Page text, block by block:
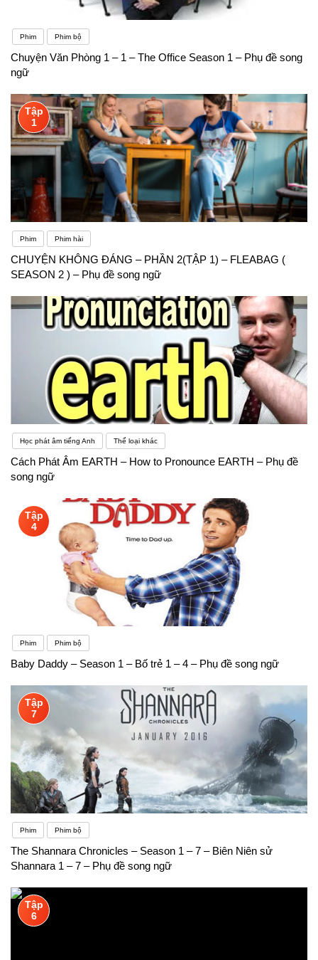
Phim Phim bộ
Chuyện Văn Phòng 1 – 1 – The Office Season 1 – Phụ đề song
ngữ
Tập
1
Phim Phim hài
CHUYỆN KHÔNG ĐÁNG – PHẦN 2(TẬP 1) – FLEABAG (
SEASON 2 ) – Phụ đề song ngữ
Học phát âm tiếng Anh Thể loại khác
Cách Phát Âm EARTH – How to Pronounce EARTH – Phụ đề
song ngữ
Tập
4
Phim Phim bộ
Baby Daddy – Season 1 – Bố trẻ 1 – 4 – Phụ đề song ngữ
Tập
7
Phim Phim bộ
The Shannara Chronicles – Season 1 – 7 – Biên Niên sử
Shannara 1 – 7 – Phụ đề song ngữ
Tập
6